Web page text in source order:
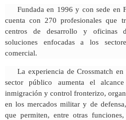
Fundada en 1996 y con sede en
cuenta con 270 profesionales que
centros de desarrollo y oficinas
soluciones enfocadas a los
comercial.
La experiencia de Crossmatch
sector público aumenta el
inmigración y control fronterizo,
en los mercados militar y de
que permiten, entre otras